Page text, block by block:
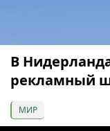
В
рекламный
МИР